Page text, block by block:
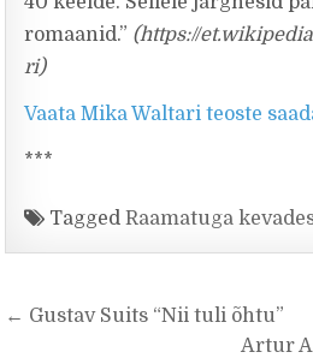
romaanid.” (https://
ri)
Vaata Mika Waltari teoste
***
TaggedRaamatuga
Navigeerimine
← Gustav Suits “Nii tuli õhtu”
Artur